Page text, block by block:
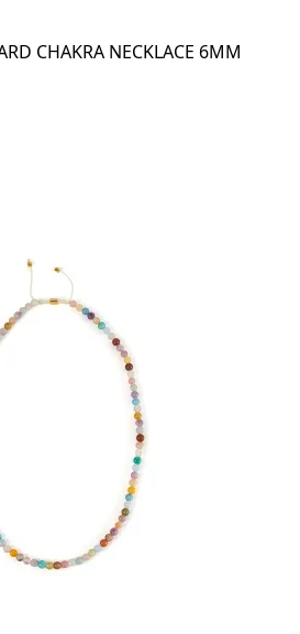
CHAKRA NECKLACE 6MM